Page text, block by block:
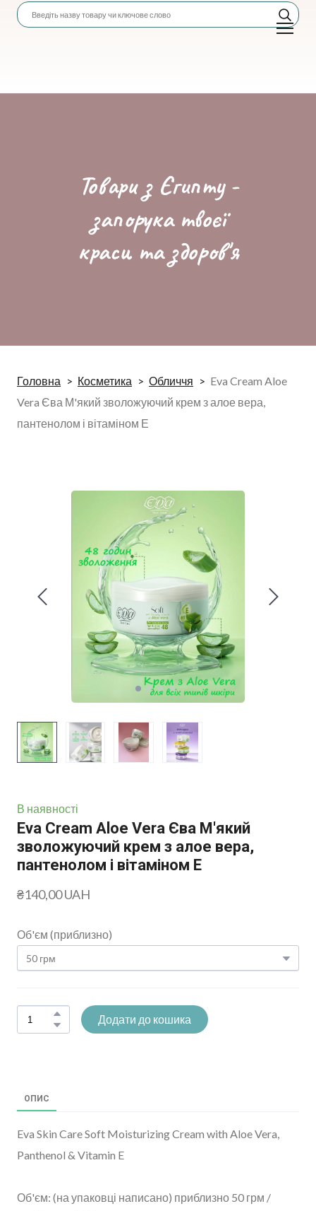
Товари з Єгипту -
запорука твоєї
краси та здоров'я
Головна Косметика Обличчя
Eva Cream Aloe
Vera Єва М'який зволожуючий крем з алое вера,
пантенолом і вітаміном Е
В наявності
Eva Cream Aloe Vera Єва М'який
зволожуючий крем з алое вера,
пантенолом і вітаміном Е
₴140,00 UAH
Об'єм (приблизно)
Додати до кошика
ОПИС
Eva Skin Care Soft Moisturizing Cream with Aloe Vera,
Panthenol & Vitamin E
Об'єм: (на упаковці написано) приблизно 50 грм /